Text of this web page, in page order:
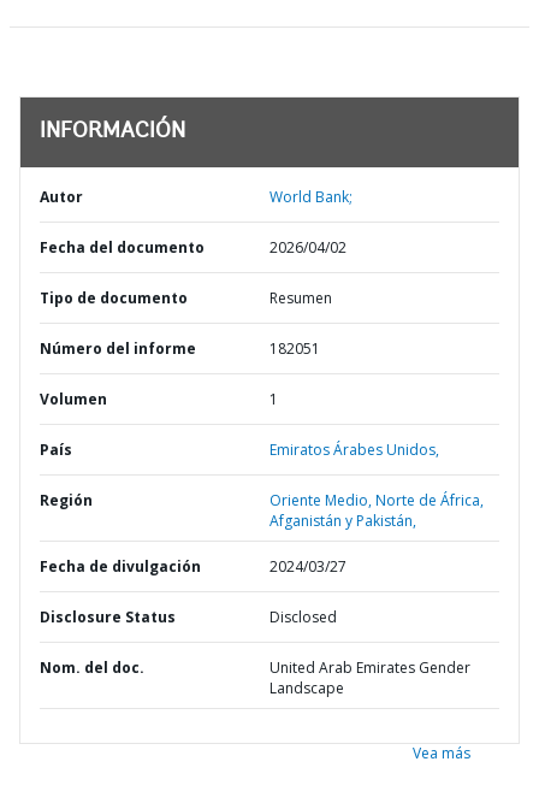
INFORMACIÓN
Autor World Bank;
Fecha del documento 2026/04/02
Tipo de documento Resumen
Número del informe 182051
Volumen 1
País Emiratos Árabes Unidos,
Región
Oriente Medio, Norte de África,
Afganistán y Pakistán,
Fecha de divulgación 2024/03/27
Disclosure Status Disclosed
Nom. del doc.
United Arab Emirates Gender
Landscape
Vea más